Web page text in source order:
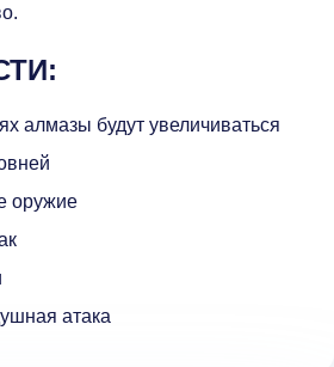
алмазы будут увеличиваться
оружие
атака